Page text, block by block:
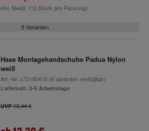
inkl. MwSt. (12 Stück pro Packung)
5 Varianten
Hase Montagehandschuhe Padua Nylon
weiß
Art.-Nr. c73180415(6 Varianten verfügbar)
Lieferzeit: 3-5 Arbeitstage
UVP16,44 €